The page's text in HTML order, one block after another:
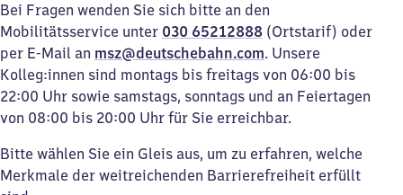
Bei Fragen wenden Sie sich bitte an den
Mobilitätsservice unter 030 65212888 (Ortstarif) oder
per E-Mail an msz@deutschebahn.com. Unsere
Kolleg:innen sind montags bis freitags von 06:00 bis
22:00 Uhr sowie samstags, sonntags und an Feiertagen
von 08:00 bis 20:00 Uhr für Sie erreichbar.
Bitte wählen Sie ein Gleis aus, um zu erfahren, welche
Merkmale der weitreichenden Barrierefreiheit erfüllt